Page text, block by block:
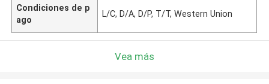
Condiciones de p
ago
L/C, D/A, D/P, T/T, Western Union
Vea más